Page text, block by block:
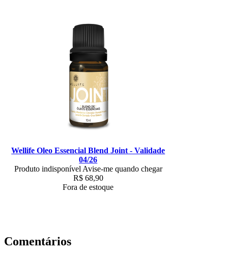
Wellife Oleo Essencial Blend Joint - Validade
04/26
Produto indisponível Avise-me quando chegar
R$ 68,90
Fora de estoque
Comentários